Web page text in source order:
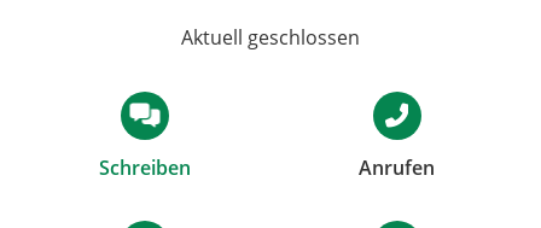
Aktuell geschlossen
Schreiben Anrufen